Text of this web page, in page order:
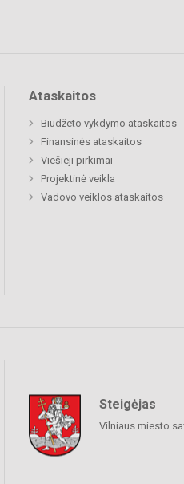
Ataskaitos
Biudžeto vykdymo ataskaitos
Finansinės ataskaitos
Viešieji pirkimai
Projektinė veikla
Vadovo veiklos ataskaitos
Steigėjas
Vilniaus miesto